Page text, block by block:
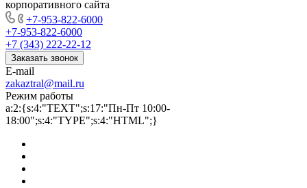
корпоративного сайта
+7-953-822-6000
+7-953-822-6000
+7 (343) 222-22-12
Заказать звонок
E-mail
zakaztral@mail.ru
Режим работы
a:2:{s:4:"TEXT";s:17:"Пн-Пт 10:00-
18:00";s:4:"TYPE";s:4:"HTML";}